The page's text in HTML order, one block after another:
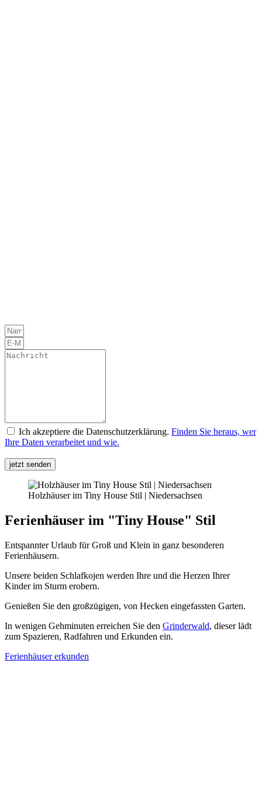
Ich akzeptiere die Datenschutzerklärung. Finden Sie heraus, wer
Ihre Daten verarbeitet und wie.
jetzt senden
Holzhäuser im Tiny House Stil | Niedersachsen
Ferienhäuser im "Tiny House" Stil
Entspannter Urlaub für Groß und Klein in ganz besonderen
Ferienhäusern.
Unsere beiden Schlafkojen werden Ihre und die Herzen Ihrer
Kinder im Sturm erobern.
Genießen Sie den großzügigen, von Hecken eingefassten Garten.
In wenigen Gehminuten erreichen Sie den Grinderwald, dieser lädt
zum Spazieren, Radfahren und Erkunden ein.
Ferienhäuser erkunden